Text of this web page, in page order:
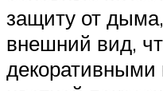
защиту от
внешний вид,
декоративными